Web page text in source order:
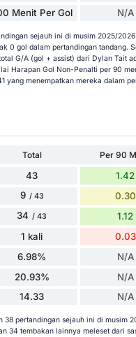
Menit Per Gol N/A
sejauh ini di musim 2025/
0 gol dalam pertandingan tandang.
G/A (gol + assist) dari Dylan Tait
Harapan Gol Non-Penalti per 90
yang menempatkan mereka dalam
Total Per 90
43 1.42
9 / 43 0.30
34 / 43 1.12
1 kali 0.03
6.98% N/A
20.93% N/A
14.33 N/A
38 pertandingan sejauh ini di musim
34 tembakan lainnya meleset dari